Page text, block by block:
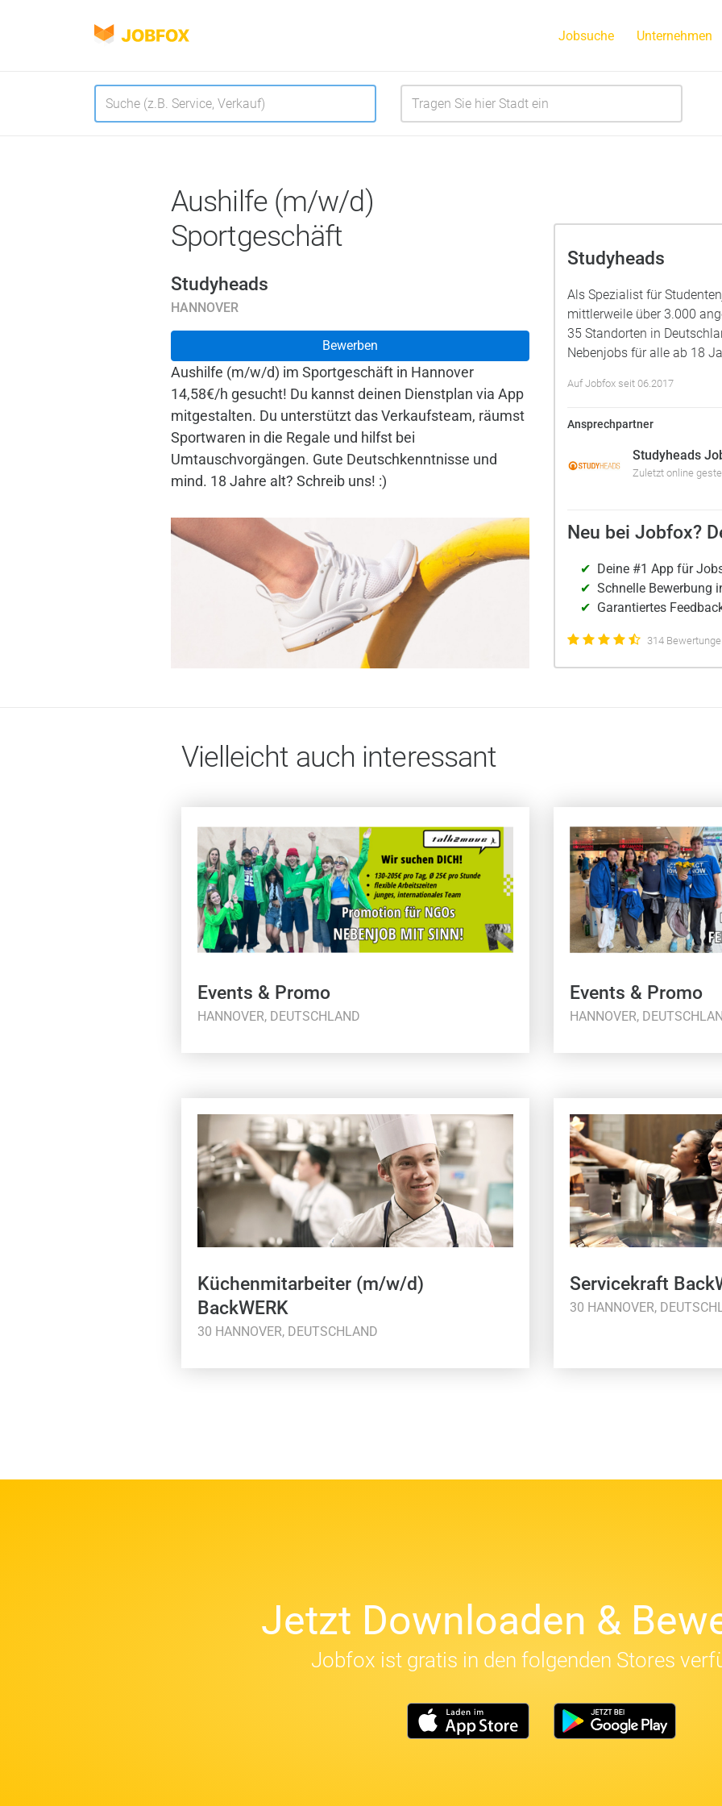
JOBFOX Navigation
Sprache Jobsuche Unternehmen
Aushilfe (m/w/d)
Sportgeschäft
Studyheads
HANNOVER
Bewerben
Aushilfe (m/w/d) im Sportgeschäft in Hannover
14,58€/h gesucht! Du kannst deinen Dienstplan via App
mitgestalten. Du unterstützt das Verkaufsteam, räumst
Sportwaren in die Regale und hilfst bei
Umtauschvorgängen. Gute Deutschkenntnisse und
mind. 18 Jahre alt? Schreib uns! :)
Studyheads
Als Spezialist für
mittlerweile über 3.000
35 Standorten in
Nebenjobs für alle ab 18
Auf Jobfox seit 06.2017
Ansprechpartner
Studyheads
Zuletzt online
Neu bei Jobfox?
Deine #1 App für
Schnelle Bewerbung
Garantiertes
314
Vielleicht auch interessant
Events & Promo
HANNOVER, DEUTSCHLAND
Events & Promo
HANNOVER,
Küchenmitarbeiter (m/w/d)
BackWERK
30 HANNOVER, DEUTSCHLAND
Servicekraft
30 HANNOVER,
Jetzt Downloaden &
Jobfox ist gratis in den folgenden Stores